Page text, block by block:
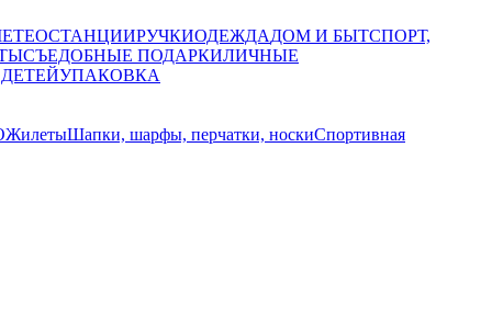
РУЧКИОДЕЖДАДОМ И БЫТСПОРТ,
СЪЕДОБНЫЕ ПОДАРКИЛИЧНЫЕ
УПАКОВКА
ЖилетыШапки, шарфы, перчатки, носкиСпортивная